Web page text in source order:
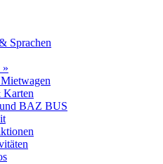
Sprachen
»
Karten
BAZ BUS